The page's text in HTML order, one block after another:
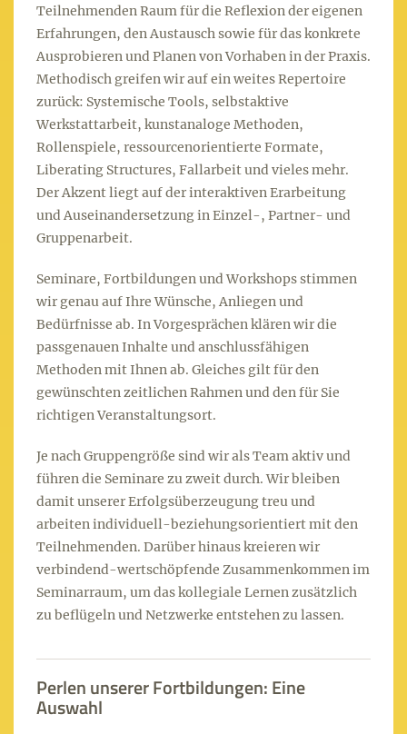
Teilnehmenden Raum für die Reflexion der eigenen
Erfahrungen, den Austausch sowie für das konkrete
Ausprobieren und Planen von Vorhaben in der Praxis.
Methodisch greifen wir auf ein weites Repertoire
zurück: Systemische Tools, selbstaktive
Werkstattarbeit, kunstanaloge Methoden,
Rollenspiele, ressourcenorientierte Formate,
Liberating Structures, Fallarbeit und vieles mehr.
Der Akzent liegt auf der interaktiven Erarbeitung
und Auseinandersetzung in Einzel-, Partner- und
Gruppenarbeit.
Seminare, Fortbildungen und Workshops stimmen
wir genau auf Ihre Wünsche, Anliegen und
Bedürfnisse ab. In Vorgesprächen klären wir die
passgenauen Inhalte und anschlussfähigen
Methoden mit Ihnen ab. Gleiches gilt für den
gewünschten zeitlichen Rahmen und den für Sie
richtigen Veranstaltungsort.
Je nach Gruppengröße sind wir als Team aktiv und
führen die Seminare zu zweit durch. Wir bleiben
damit unserer Erfolgsüberzeugung treu und
arbeiten individuell-beziehungsorientiert mit den
Teilnehmenden. Darüber hinaus kreieren wir
verbindend-wertschöpfende Zusammenkommen im
Seminarraum, um das kollegiale Lernen zusätzlich
zu beflügeln und Netzwerke entstehen zu lassen.
Perlen unserer Fortbildungen: Eine
Auswahl